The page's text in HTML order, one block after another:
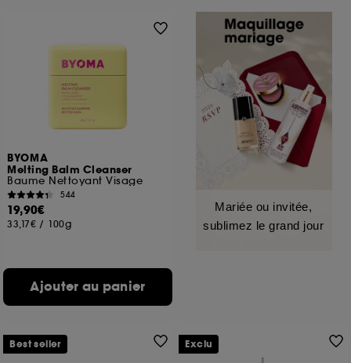
BYOMA
Melting Balm Cleanser
Baume Nettoyant Visage
544
19,90€
33,17€ / 100g
Ajouter au panier
Mariée ou invitée,
sublimez le grand jour
Best seller Exclu